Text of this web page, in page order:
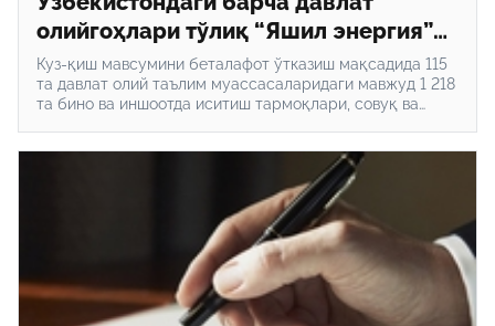
олийгоҳлари тўлиқ “Яшил энергия”
ахборот тизимига киритилди
Куз-қиш мавсумини беталафот ўтказиш мақсадида 115
та давлат олий таълим муассасаларидаги мавжуд 1 218
та бино ва иншоотда иситиш тармоқлари, совуқ ва